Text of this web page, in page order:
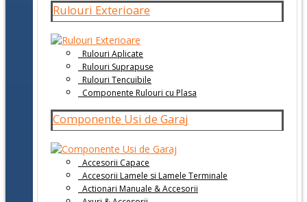
Rulouri Exterioare
Rulouri Aplicate
Rulouri Suprapuse
Rulouri Tencuibile
Componente Rulouri cu Plasa
Componente Usi de Garaj
Accesorii Capace
Accesorii Lamele si Lamele Terminale
Actionari Manuale & Accesorii